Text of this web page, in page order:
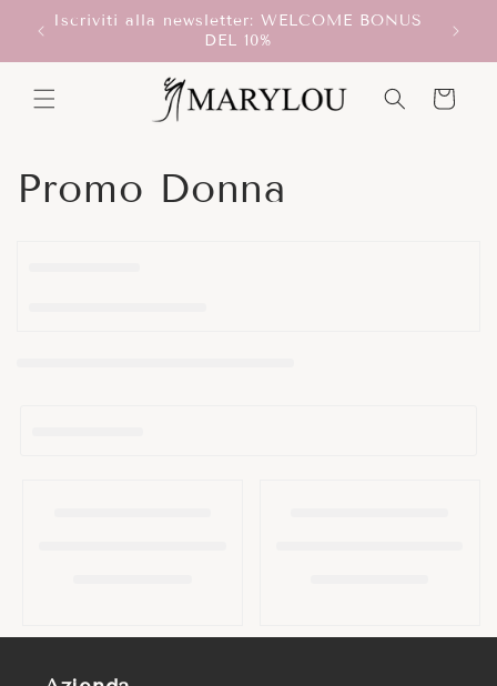
direttamente
Iscriviti alla newsletter: WELCOME BONUS
DEL 10%
Carrello
C
e
Promo Donna